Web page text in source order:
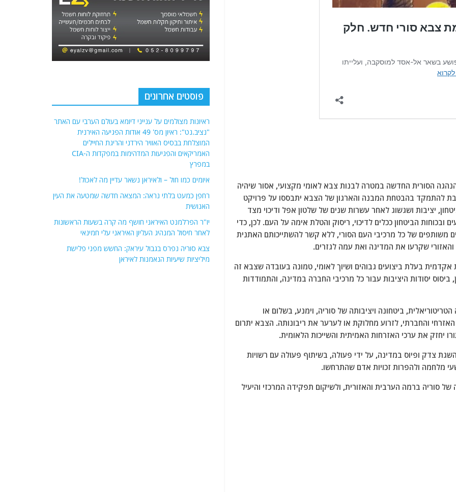
הסורית החדשה במטרה לבנות צבא לאומי מקצועי, אסור שיהיה
להתמקד בהבטחת המבנה והארגון של הצבא יתבססו על פרויקט
יציבות ושגשוג לאחר עשרות שנים של שלטון אפל ודיכוי מצד
הביטחון ככלים לדיכוי, ריסוק והטלת אימה על העם. לכן, כדי
משותפים של כל מרכיבי העם הסורי, ללא קשר להשתייכותם האתנית
שקרעו את המדינה ואת עמה לגזרים.
אקדמית בעלת ביצועים גבוהים ושיוך לאומי, טמונה בעובדה שצבא זה
יסודות היציבות עבור כל מרכיבי החברה במדינה, והתמודדות
ביטחונה ויציבותה של סוריה, וימנע, בשלום או
והחברתי, לזרוע מחלוקת או לערער את ריבונותה. הצבא יתרום
יחזק את ערכי האזרחות האמיתית והשייכות הלאומית.
צדק ופיוס במדינה, על ידי פעולה, בשיתוף פעולה עם רשויות
מלחמה ולהפרות זכויות אדם שהתרחשו.
ברמה הערבית והאזורית, ולשיקום תפקידה המרכזי והיעיל
פוסטים אחרונים
ראיונות מצולמים על ענייני דיומא בעולם הערבי עם האתר
"נציב.נט": ראיון מס' 49 אודות הפגיעה האירנית
המוצלחת בבסיס האוויר הירדני והריגת החיילים
רחפן כמעט בלתי נראה: המצאה חדשה שמטעה את העין
יו"ר הפרלמנט האיראני חושף מה קרה בשעות הראשונות
צבא סוריה נפרס בגבול עיראק: החשש מפני פלישת